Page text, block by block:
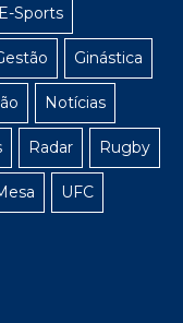
E-Sports
Ginástica
Notícias
Radar Rugby
UFC